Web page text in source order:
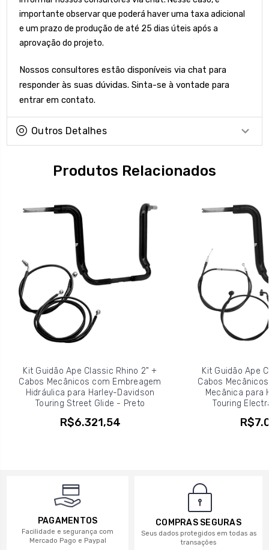
importante observar que poderá haver uma taxa adicional
e um prazo de produção de até 25 dias úteis após a
aprovação do projeto.
Nossos consultores estão disponíveis via chat para
responder às suas dúvidas. Sinta-se à vontade para
entrar em contato.
Outros Detalhes
Produtos Relacionados
Kit Guidão Ape Classic Rhino 2" +
Cabos Mecânicos com Embreagem
Hidráulica para Harley-Davidson
Touring Street Glide - Preto
R$6.321,54
Kit Guidão Ape
Cabos
Mecânica para
Touring
PAGAMENTOS
Facilidade e segurança com
Mercado Pago e Paypal
COMPRAS SEGURAS
Seus dados protegidos em todas as
transações